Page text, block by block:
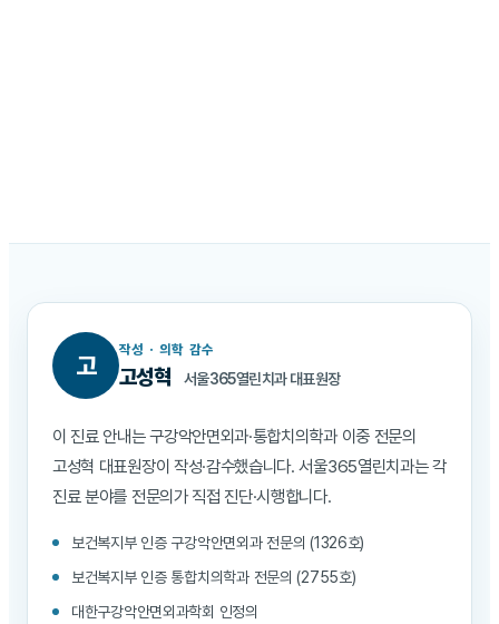
고
작성 · 의학 감수
고성혁 서울365열린치과 대표원장
이 진료 안내는 구강악안면외과·통합치의학과 이중 전문의
고성혁 대표원장이 작성·감수했습니다. 서울365열린치과는 각
진료 분야를 전문의가 직접 진단·시행합니다.
보건복지부 인증 구강악안면외과 전문의 (1326호)
보건복지부 인증 통합치의학과 전문의 (2755호)
대한구강악안면외과학회 인정의